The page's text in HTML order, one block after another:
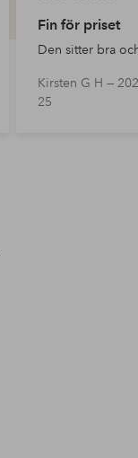
Fin för priset
Den sitter bra
Kirsten G H —
25